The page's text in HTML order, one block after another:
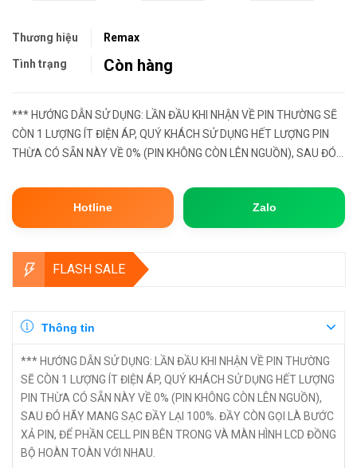
Thương hiệu Remax
Tình trạng Còn hàng
*** HƯỚNG DẪN SỬ DỤNG: LẦN ĐẦU KHI NHẬN VỀ PIN THƯỜNG SẼ
CÒN 1 LƯỢNG ÍT ĐIỆN ÁP, QUÝ KHÁCH SỬ DỤNG HẾT LƯỢNG PIN
THỪA CÓ SẴN NÀY VỀ 0% (PIN KHÔNG CÒN LÊN NGUỒN), SAU ĐÓ
PHẦN CELL PIN BÊN TR...
Hotline
Zalo
FLASH SALE
Thông tin
*** HƯỚNG DẪN SỬ DỤNG: LẦN ĐẦU KHI NHẬN VỀ PIN THƯỜNG
SẼ CÒN 1 LƯỢNG ÍT ĐIỆN ÁP, QUÝ KHÁCH SỬ DỤNG HẾT LƯỢNG
PIN THỪA CÓ SẴN NÀY VỀ 0% (PIN KHÔNG CÒN LÊN NGUỒN),
SAU ĐÓ HÃY MANG SẠC ĐẦY LẠI 100%. ĐẦY CÒN GỌI LÀ BƯỚC
XẢ PIN, ĐỂ PHẦN CELL PIN BÊN TRONG VÀ MÀN HÌNH LCD ĐỒNG
BỘ HOÀN TOÀN VỚI NHAU.